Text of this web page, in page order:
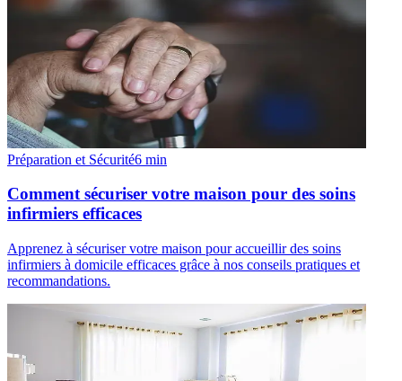
Préparation et Sécurité6 min
Comment sécuriser votre maison pour des soins
infirmiers efficaces
Apprenez à sécuriser votre maison pour accueillir des soins
infirmiers à domicile efficaces grâce à nos conseils pratiques et
recommandations.